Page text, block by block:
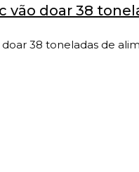
vão doar 38
38 toneladas de